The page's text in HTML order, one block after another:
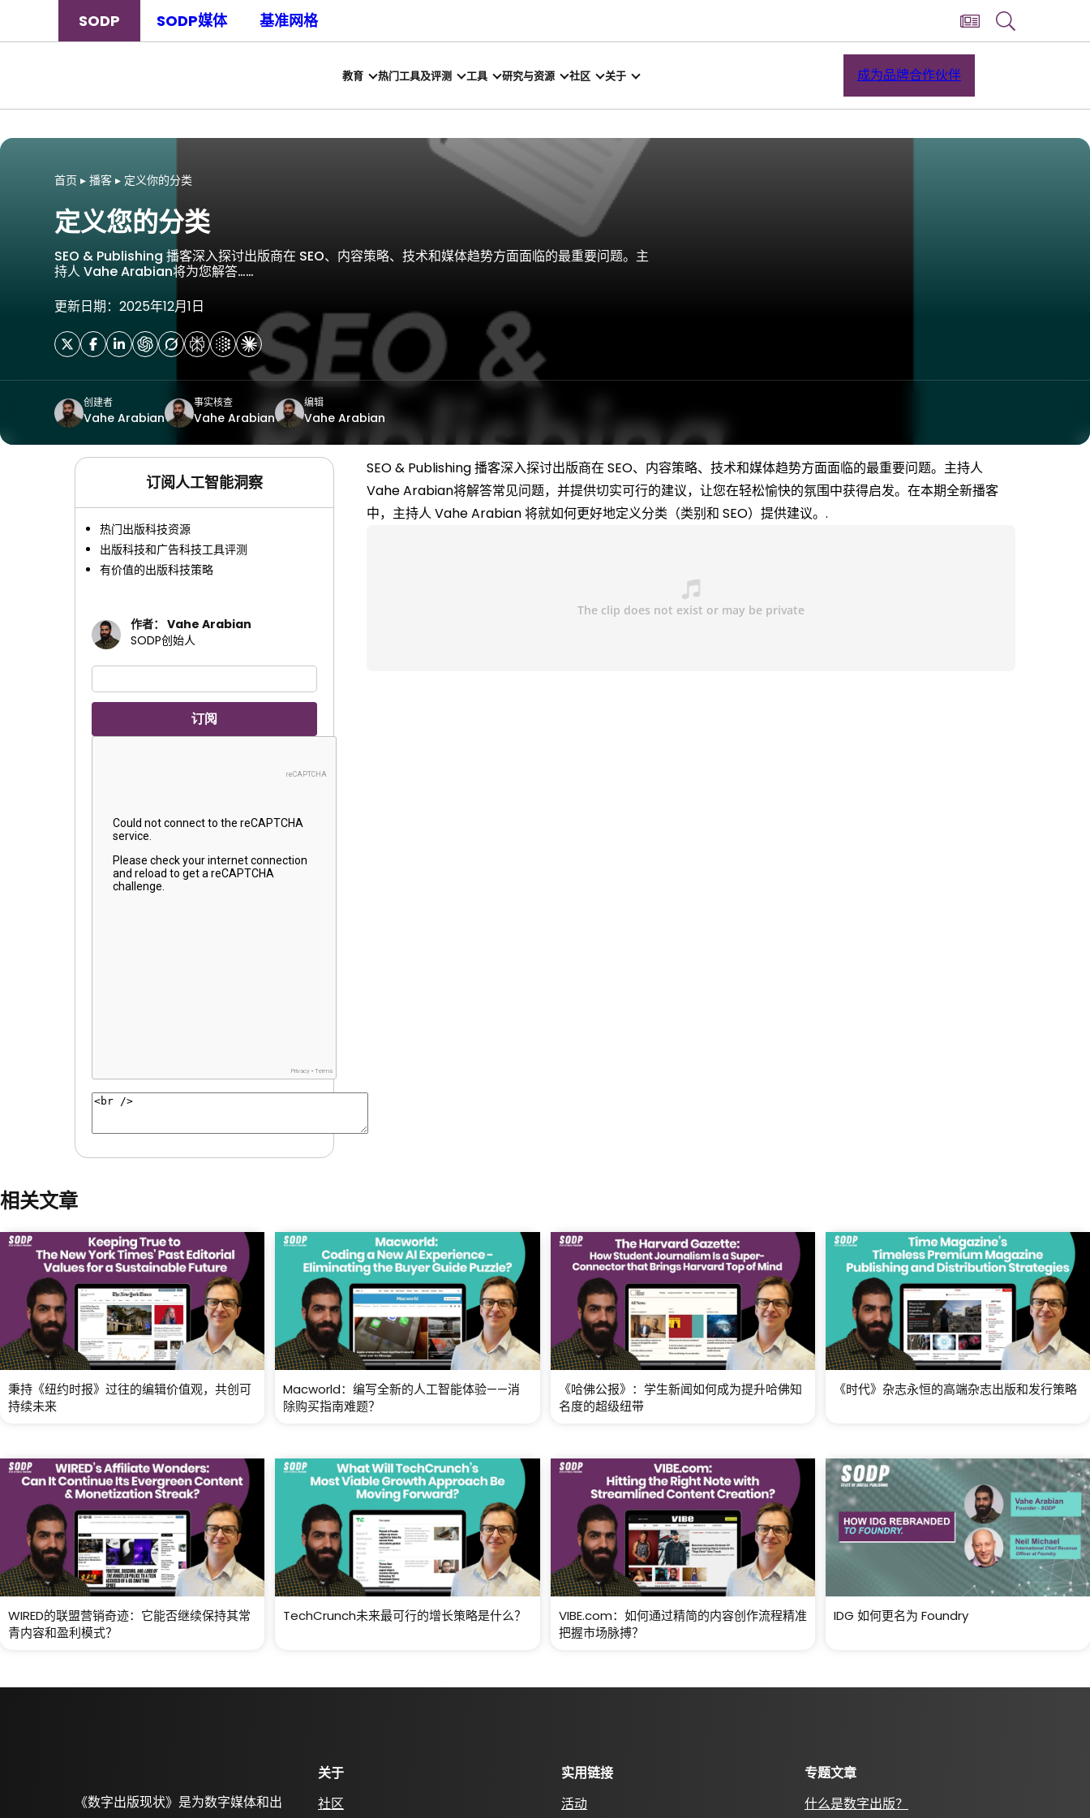
SODP SODP媒体 基准网格
教育 热门工具及评测 工具 研究与资源 社区 关于 成为品牌合作伙伴
首页 ▸ 播客 ▸ 定义你的分类
定义您的分类
SEO & Publishing 播客深入探讨出版商在 SEO、内容策略、技术和媒体趋势方面面临的最重要问题。主
持人 Vahe Arabian将为您解答……
更新日期：2025年12月1日
创建者
Vahe Arabian
事实核查
Vahe Arabian
编辑
Vahe Arabian
订阅人工智能洞察
热门出版科技资源
出版科技和广告科技工具评测
有价值的出版科技策略
作者： Vahe Arabian
SODP创始人
SEO & Publishing 播客深入探讨出版商在 SEO、内容策略、技术和媒体趋势方面面临的最重要问题。主持人
Vahe Arabian将解答常见问题，并提供切实可行的建议，让您在轻松愉快的氛围中获得启发。在本期全新播客
中，主持人 Vahe Arabian 将就如何更好地定义分类（类别和 SEO）提供建议。.
相关文章
秉持《纽约时报》过往的编辑价值观，共创可
持续未来
Macworld：编写全新的人工智能体验——消
除购买指南难题？
《哈佛公报》：学生新闻如何成为提升哈佛知
名度的超级纽带
《时代》杂志永恒的高端杂志出版和发行策略
WIRED的联盟营销奇迹：它能否继续保持其常
青内容和盈利模式？
TechCrunch未来最可行的增长策略是什么？
VIBE.com：如何通过精简的内容创作流程精准
把握市场脉搏？
IDG 如何更名为 Foundry
《数字出版现状》是为数字媒体和出
关于
社区
实用链接
活动
专题文章
什么是数字出版？